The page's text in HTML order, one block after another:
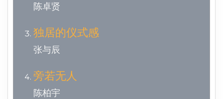
陈卓贤
独居的仪式感
张与辰
旁若无人
陈柏宇